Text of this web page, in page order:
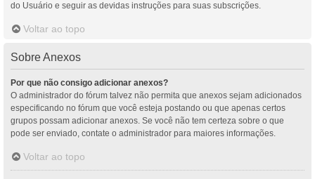
do Usuário e seguir as devidas instruções para suas subscrições.
Voltar ao topo
Sobre Anexos
Por que não consigo adicionar anexos?
O administrador do fórum talvez não permita que anexos sejam adicionados
especificando no fórum que você esteja postando ou que apenas certos
grupos possam adicionar anexos. Se você não tem certeza sobre o que
pode ser enviado, contate o administrador para maiores informações.
Voltar ao topo